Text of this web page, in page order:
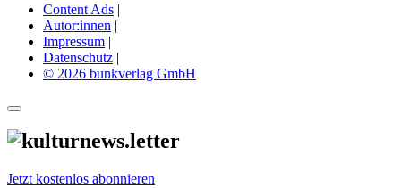
Content Ads |
Autor:innen |
Impressum |
Datenschutz |
© 2026 bunkverlag GmbH
Jetzt kostenlos abonnieren